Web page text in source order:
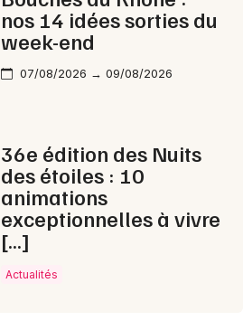
nos 14 idées sorties du
week-end
07/08/2026 → 09/08/2026
36e édition des Nuits
des étoiles : 10
animations
exceptionnelles à vivre
[…]
Actualités